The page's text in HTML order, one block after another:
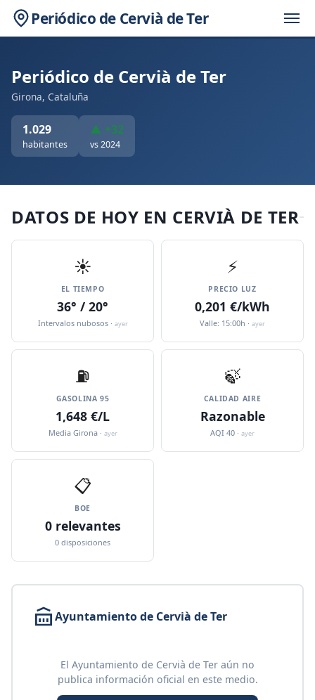
Periódico de Cervià de Ter
Periódico de Cervià de Ter
Girona, Cataluña
1.029
habitantes
▲ +32
vs 2024
DATOS DE HOY EN CERVIÀ DE TER
☀️
EL TIEMPO
36° / 20°
Intervalos nubosos · ayer
⚡
PRECIO LUZ
0,201 €/kWh
Valle: 15:00h · ayer
⛽️
GASOLINA 95
1,648 €/L
Media Girona · ayer
🍃
CALIDAD AIRE
Razonable
AQI 40 · ayer
📋
BOE
0 relevantes
0 disposiciones
Ayuntamiento de Cervià de Ter
El Ayuntamiento de Cervià de Ter aún no
publica información oficial en este medio.